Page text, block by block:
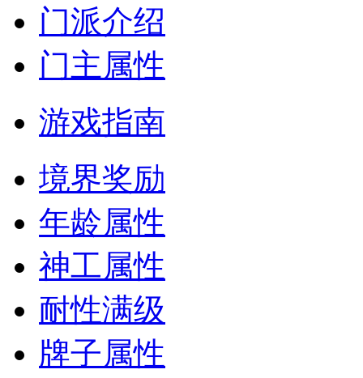
门派介绍
门主属性
游戏指南
境界奖励
年龄属性
神工属性
耐性满级
牌子属性